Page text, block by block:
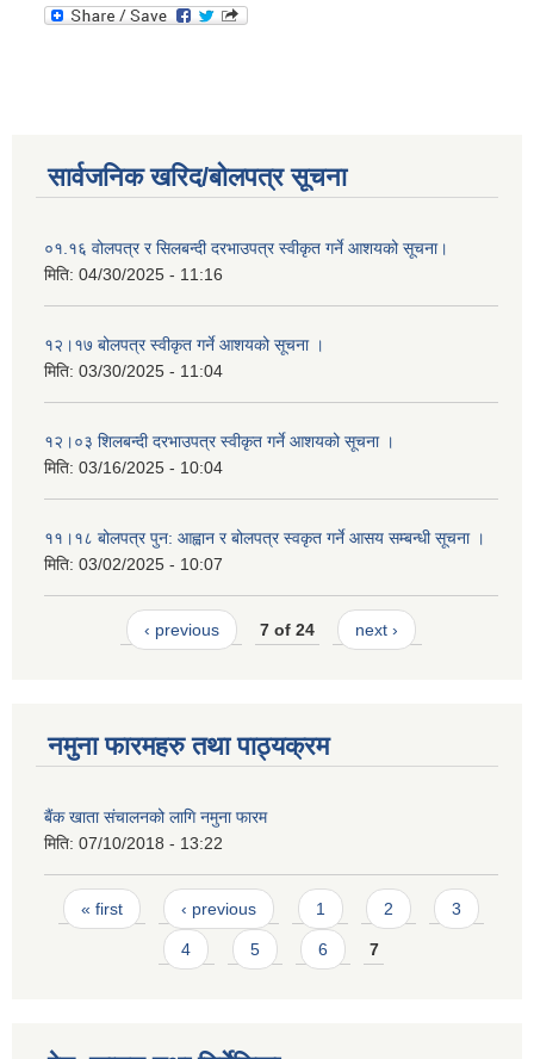
सार्वजनिक खरिद/बोलपत्र सूचना
०१.१६ वोलपत्र र सिलबन्दी दरभाउपत्र स्वीकृत गर्ने आशयको सूचना।
मिति: 04/30/2025 - 11:16
१२।१७ बोलपत्र स्वीकृत गर्ने आशयको सूचना ।
मिति: 03/30/2025 - 11:04
१२।०३ शिलबन्दी दरभाउपत्र स्वीकृत गर्ने आशयको सूचना ।
मिति: 03/16/2025 - 10:04
११।१८ बोलपत्र पुन: आह्वान र बोलपत्र स्वकृत गर्ने आसय सम्बन्धी सूचना ।
मिति: 03/02/2025 - 10:07
‹ previous 7 of 24 next ›
नमुना फारमहरु तथा पाठ्यक्रम
बैंक खाता संचालनको लागि नमुना फारम
मिति: 07/10/2018 - 13:22
Pages
« first ‹ previous 1 2 3
4 5 6 7